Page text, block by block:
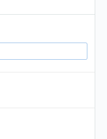
Rob-Swanson-16